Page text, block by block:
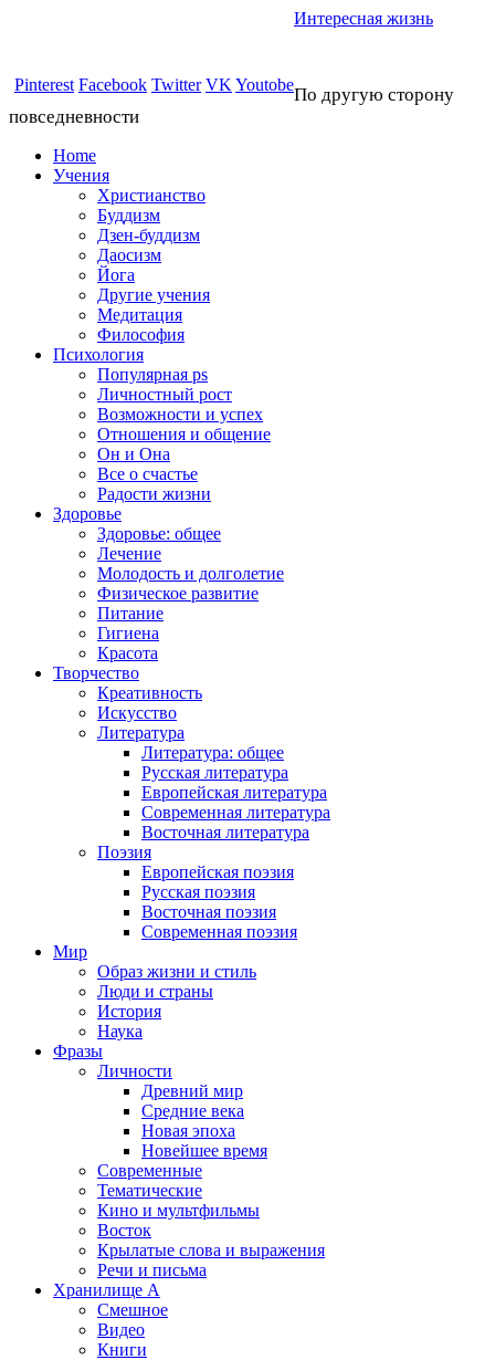
Pinterest Facebook Twitter VK Youtobe
Интересная жизнь
По другую сторону
повседневности
Home
Учения
Христианство
Буддизм
Дзен-буддизм
Даосизм
Йога
Другие учения
Медитация
Философия
Психология
Популярная ps
Личностный рост
Возможности и успех
Отношения и общение
Он и Она
Все о счастье
Радости жизни
Здоровье
Здоровье: общее
Лечение
Молодость и долголетие
Физическое развитие
Питание
Гигиена
Красота
Творчество
Креативность
Искусство
Литература
Литература: общее
Русская литература
Европейская литература
Современная литература
Восточная литература
Поэзия
Европейская поэзия
Русская поэзия
Восточная поэзия
Современная поэзия
Мир
Образ жизни и стиль
Люди и страны
История
Наука
Фразы
Личности
Древний мир
Средние века
Новая эпоха
Новейшее время
Современные
Тематические
Кино и мультфильмы
Восток
Крылатые слова и выражения
Речи и письма
Хранилище А
Смешное
Видео
Книги